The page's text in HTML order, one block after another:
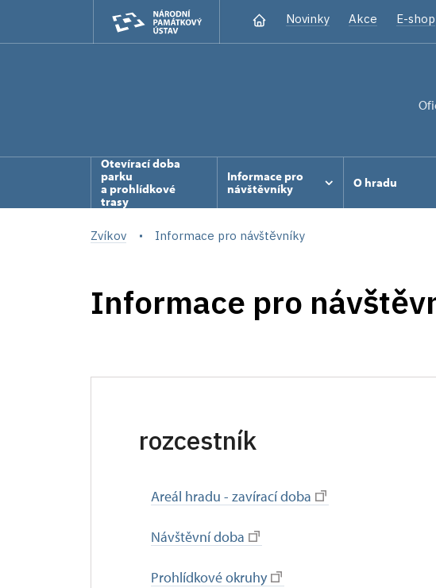
Novinky Akce E-shop
Otevírací doba
parku
a prohlídkové
trasy
Informace pro
návštěvníky
O hradu
Zvíkov Informace pro návštěvníky
Informace pro
rozcestník
Areál hradu - zavírací doba
Návštěvní doba
Prohlídkové okruhy